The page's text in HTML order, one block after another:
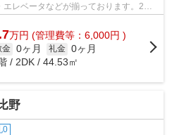
レベータなどが揃っております。2駅
利...
万円 (管理費等：6,000円 )
金 0ヶ月 礼金 0ヶ月
/ 2DK / 44.53㎡
野
0